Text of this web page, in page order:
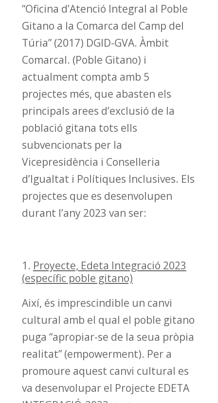
“Oficina d’Atenció Integral al Poble
Gitano a la Comarca del Camp del
Túria” (2017) DGID-GVA. Àmbit
Comarcal. (Poble Gitano) i
actualment compta amb 5
projectes més, que abasten els
principals arees d’exclusió de la
població gitana tots ells
subvencionats per la
Vicepresidència i Conselleria
d’Igualtat i Polítiques Inclusives. Els
projectes que es desenvolupen
durant l’any 2023 van ser:
Proyecte, Edeta Integració 2023
(específic poble gitano)
Així, és imprescindible un canvi
cultural amb el qual el poble gitano
puga “apropiar-se de la seua pròpia
realitat” (empowerment). Per a
promoure aquest canvi cultural es
va desenvolupar el Projecte EDETA